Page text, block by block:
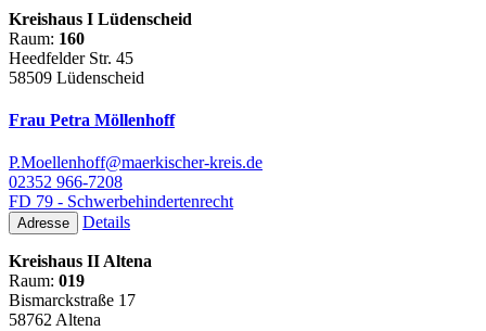
Kreishaus I Lüdenscheid
Raum: 160
Heedfelder Str. 45
58509 Lüdenscheid
Frau Petra Möllenhoff
P.Moellenhoff@maerkischer-kreis.de
02352 966-7208
FD 79 - Schwerbehindertenrecht
Adresse Details
Kreishaus II Altena
Raum: 019
Bismarckstraße 17
58762 Altena